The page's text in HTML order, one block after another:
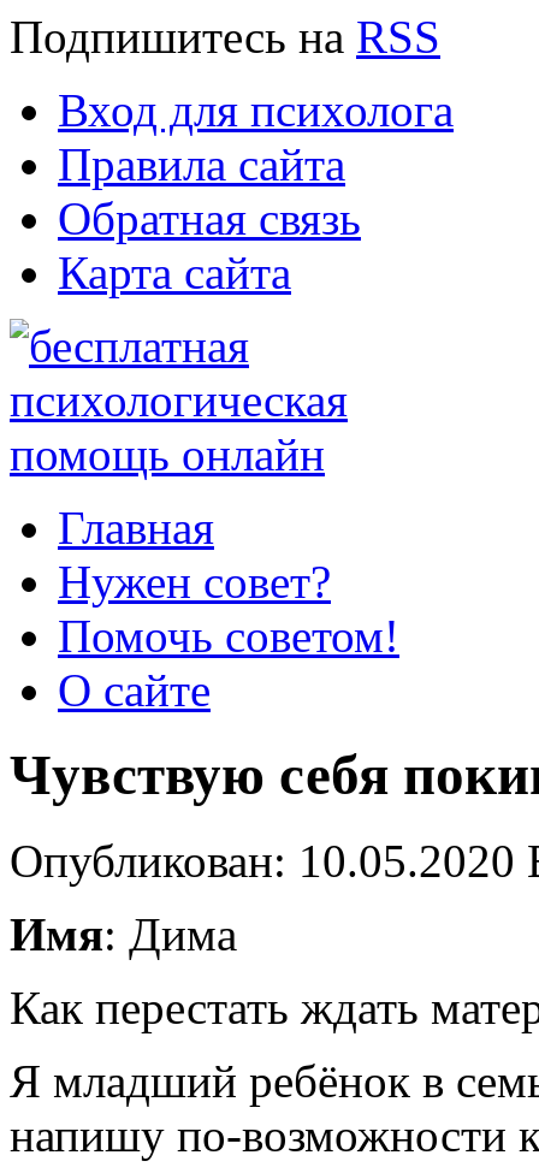
Подпишитесь на RSS
Вход для психолога
Правила сайта
Обратная связь
Карта сайта
Главная
Нужен совет?
Помочь советом!
О сайте
Чувствую себя
Опубликован:
Имя: Дима
Как перестать ждать
Я младший ребёнок в
напишу по-возможности